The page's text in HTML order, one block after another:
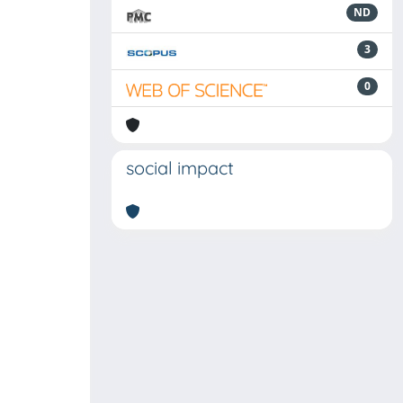
ND
3
0
social impact